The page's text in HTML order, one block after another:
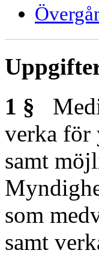
1 §
verka för
samt
som
samt